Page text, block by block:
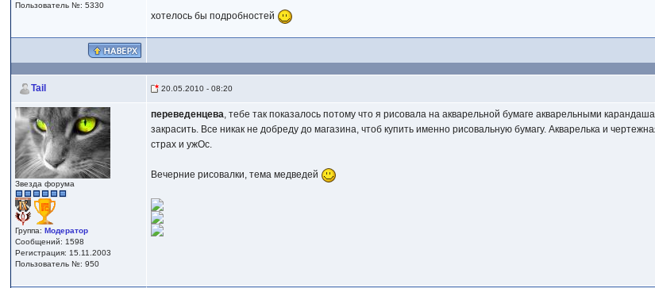
Пользователь №: 5330
хотелось бы подробностей
Tail 20.05.2010 - 08:20
Звезда форума
Группа:Модератор
Сообщений: 1598
Регистрация: 15.11.2003
Пользователь №: 950
переведенцева, тебе так показалось потому что я рисовала на акварельной бумаге акварельными
закрасить. Все никак не добреду до магазина, чтоб купить именно рисовальную бумагу. Акварелька и
страх и ужОс.
Вечерние рисовалки, тема медведей